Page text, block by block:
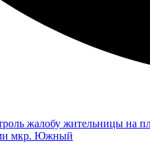
жалобу жительницы на
мкр. Южный